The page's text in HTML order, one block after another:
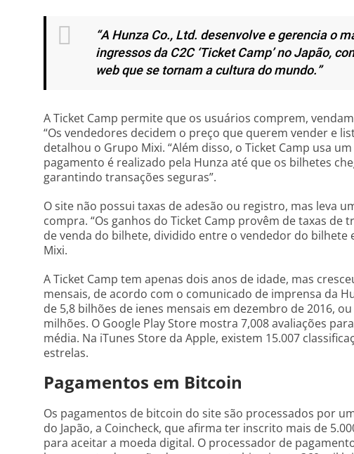
“A Hunza Co., Ltd. desenvolve e gerencia o
ingressos da C2C ‘Ticket Camp’ no Japão,
web que se tornam a cultura do mundo.”
A Ticket Camp permite que os usuários comprem,
“Os vendedores decidem o preço que querem vender e
detalhou o Grupo Mixi. “Além disso, o Ticket Camp usa
pagamento é realizado pela Hunza até que os bilhetes
garantindo transações seguras”.
O site não possui taxas de adesão ou registro, mas leva
compra. “Os ganhos do Ticket Camp provêm de taxas de
de venda do bilhete, dividido entre o vendedor do bilhete
Mixi.
A Ticket Camp tem apenas dois anos de idade, mas
mensais, de acordo com o comunicado de imprensa da
de 5,8 bilhões de ienes mensais em dezembro de 2016,
milhões. O Google Play Store mostra 7,008 avaliações
média. Na iTunes Store da Apple, existem 15.007
estrelas.
Pagamentos em Bitcoin
Os pagamentos de bitcoin do site são processados por
do Japão, a Coincheck, que afirma ter inscrito mais de
para aceitar a moeda digital. O processador de